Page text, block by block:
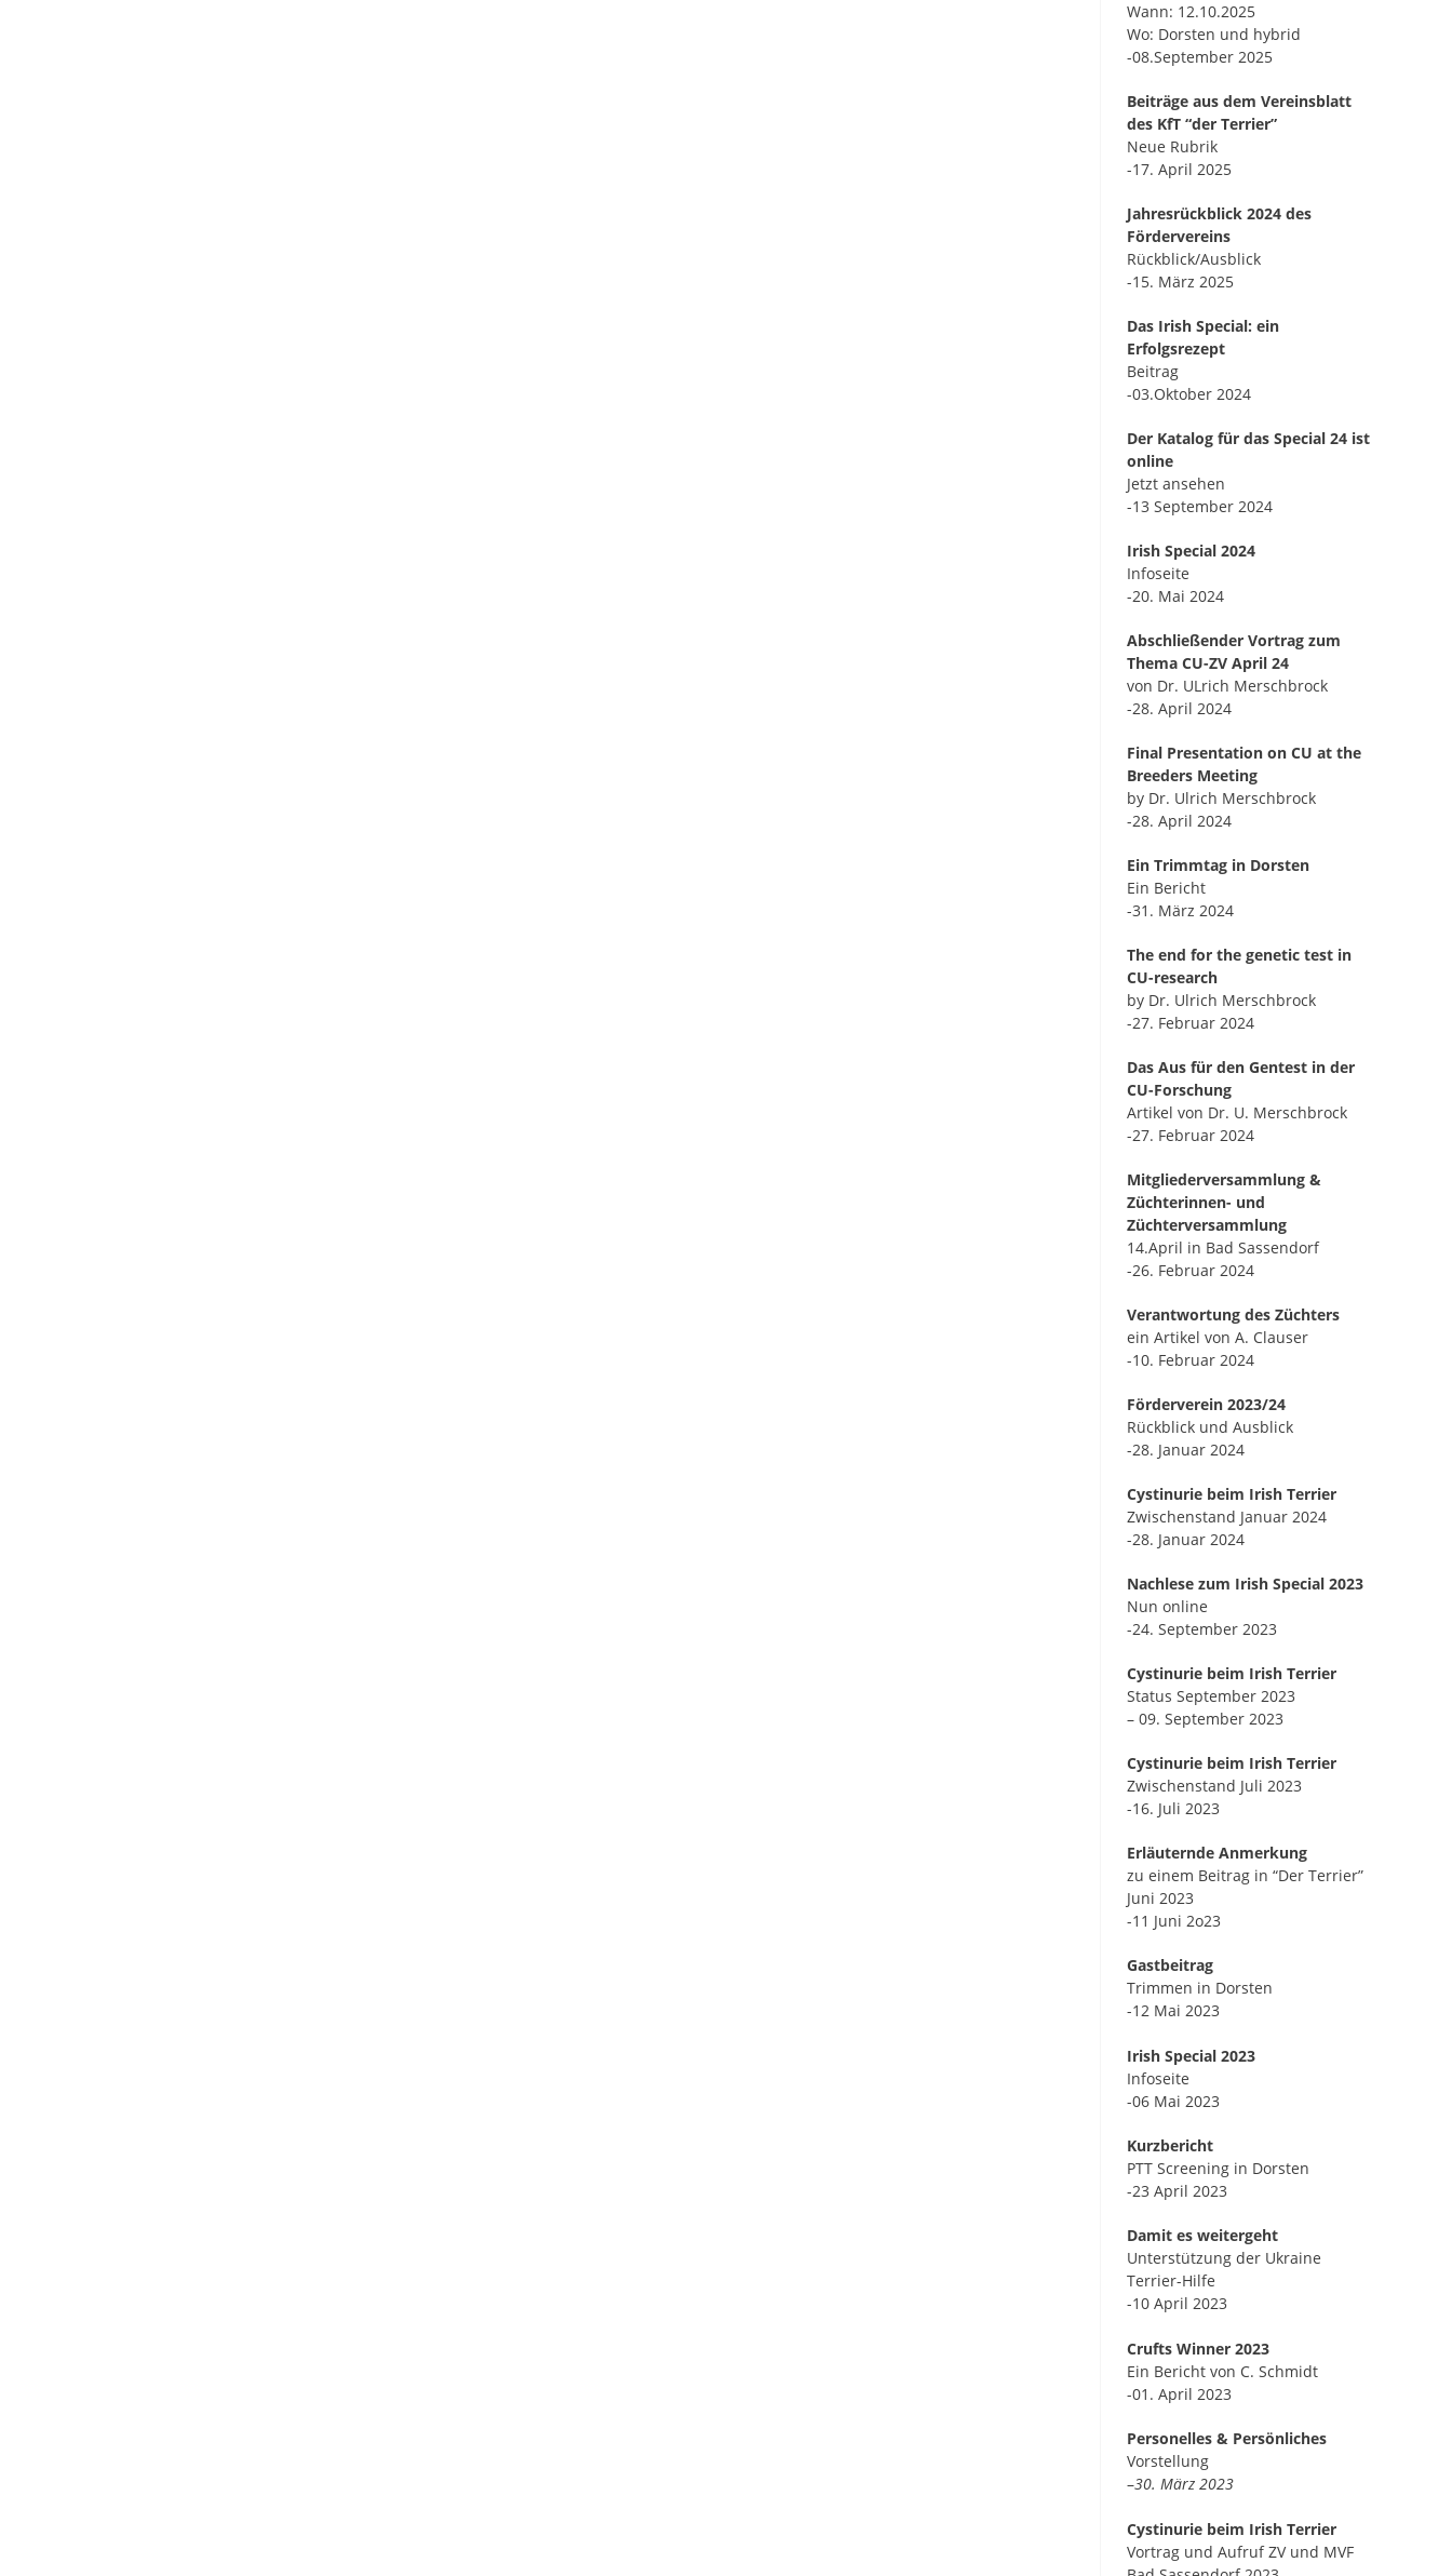
Wann: 12.10.2025
Wo: Dorsten und hybrid
-08.September 2025
Beiträge aus dem Vereinsblatt
des KfT “der Terrier”
Neue Rubrik
-17. April 2025
Jahresrückblick 2024 des
Fördervereins
Rückblick/Ausblick
-15. März 2025
Das Irish Special: ein
Erfolgsrezept
Beitrag
-03.Oktober 2024
Der Katalog für das Special 24 ist
online
Jetzt ansehen
-13 September 2024
Irish Special 2024
Infoseite
-20. Mai 2024
Abschließender Vortrag zum
Thema CU-ZV April 24
von Dr. ULrich Merschbrock
-28. April 2024
Final Presentation on CU at the
Breeders Meeting
by Dr. Ulrich Merschbrock
-28. April 2024
Ein Trimmtag in Dorsten
Ein Bericht
-31. März 2024
The end for the genetic test in
CU-research
by Dr. Ulrich Merschbrock
-27. Februar 2024
Das Aus für den Gentest in der
CU-Forschung
Artikel von Dr. U. Merschbrock
-27. Februar 2024
Mitgliederversammlung &
Züchterinnen- und
Züchterversammlung
14.April in Bad Sassendorf
-26. Februar 2024
Verantwortung des Züchters
ein Artikel von A. Clauser
-10. Februar 2024
Förderverein 2023/24
Rückblick und Ausblick
-28. Januar 2024
Cystinurie beim Irish Terrier
Zwischenstand Januar 2024
-28. Januar 2024
Nachlese zum Irish Special 2023
Nun online
-24. September 2023
Cystinurie beim Irish Terrier
Status September 2023
– 09. September 2023
Cystinurie beim Irish Terrier
Zwischenstand Juli 2023
-16. Juli 2023
Erläuternde Anmerkung
zu einem Beitrag in “Der Terrier”
Juni 2023
-11 Juni 2o23
Gastbeitrag
Trimmen in Dorsten
-12 Mai 2023
Irish Special 2023
Infoseite
-06 Mai 2023
Kurzbericht
PTT Screening in Dorsten
-23 April 2023
Damit es weitergeht
Unterstützung der Ukraine
Terrier-Hilfe
-10 April 2023
Crufts Winner 2023
Ein Bericht von C. Schmidt
-01. April 2023
Personelles & Persönliches
Vorstellung
–30. März 2023
Cystinurie beim Irish Terrier
Vortrag und Aufruf ZV und MVF